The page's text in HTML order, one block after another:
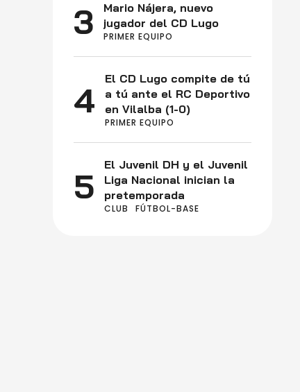
3
Mario Nájera, nuevo
jugador del CD Lugo
PRIMER EQUIPO
4
El CD Lugo compite de tú
a tú ante el RC Deportivo
en Vilalba (1-0)
PRIMER EQUIPO
5
El Juvenil DH y el Juvenil
Liga Nacional inician la
pretemporada
CLUB FÚTBOL-BASE